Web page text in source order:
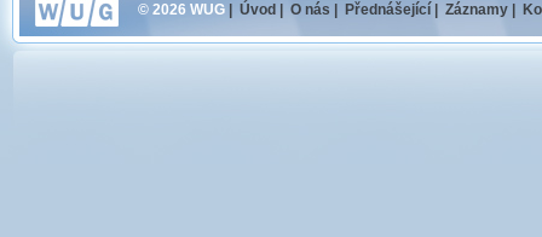
© 2026 WUG Úvod O nás Přednášející Záznamy